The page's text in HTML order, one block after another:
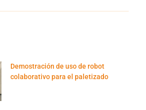
Demostración de uso de robot
colaborativo para el paletizado